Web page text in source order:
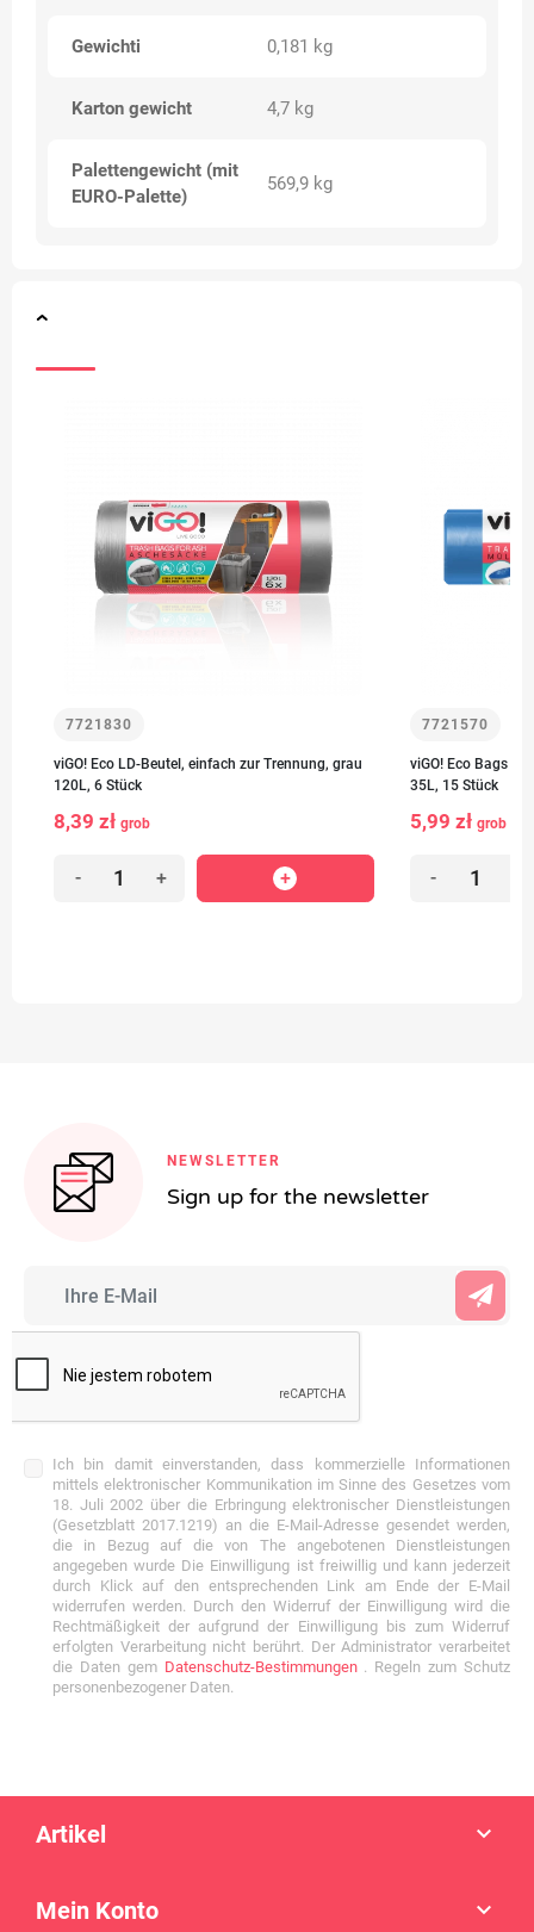
Gewichti 0,181 kg
Karton gewicht 4,7 kg
Palettengewicht (mit
EURO-Palette)
569,9 kg
7721830
viGO! Eco LD-Beutel, einfach zur Trennung, grau
120L, 6 Stück
8,39 zł grob
- +
7721570
viGO! Eco Bags
35L, 15 Stück
5,99 zł grob
-
NEWSLETTER
Sign up for the newsletter
Ich bin damit einverstanden, dass kommerzielle Informationen
mittels elektronischer Kommunikation im Sinne des Gesetzes vom
18. Juli 2002 über die Erbringung elektronischer Dienstleistungen
(Gesetzblatt 2017.1219) an die E-Mail-Adresse gesendet werden,
die in Bezug auf die von The angebotenen Dienstleistungen
angegeben wurde Die Einwilligung ist freiwillig und kann jederzeit
durch Klick auf den entsprechenden Link am Ende der E-Mail
widerrufen werden. Durch den Widerruf der Einwilligung wird die
Rechtmäßigkeit der aufgrund der Einwilligung bis zum Widerruf
erfolgten Verarbeitung nicht berührt. Der Administrator verarbeitet
die Daten gemDatenschutz-Bestimmungen. Regeln zum Schutz
personenbezogener Daten.
Artikel 
Mein Konto 